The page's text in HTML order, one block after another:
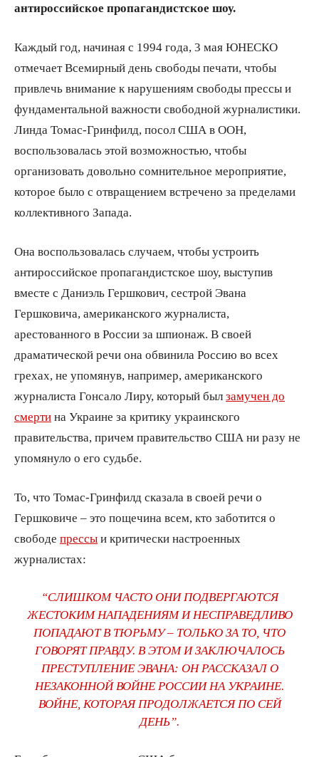
антироссийское пропагандистское шоу.
Каждый год, начиная с 1994 года, 3 мая ЮНЕСКО
отмечает Всемирный день свободы печати, чтобы
привлечь внимание к нарушениям свободы прессы и
фундаментальной важности свободной журналистики.
Линда Томас-Гринфилд, посол США в ООН,
воспользовалась этой возможностью, чтобы
организовать довольно сомнительное мероприятие,
которое было с отвращением встречено за пределами
коллективного Запада.
Она воспользовалась случаем, чтобы устроить
антироссийское пропагандистское шоу, выступив
вместе с Даниэль Гершкович, сестрой Эвана
Гершковича, американского журналиста,
арестованного в России за шпионаж. В своей
драматической речи она обвинила Россию во всех
грехах, не упомянув, например, американского
журналиста Гонсало Лиру, который был замучен до
смерти на Украине за критику украинского
правительства, причем правительство США ни разу не
упомянуло о его судьбе.
То, что Томас-Гринфилд сказала в своей речи о
Гершковиче – это пощечина всем, кто заботится о
свободе прессы и критически настроенных
журналистах:
“СЛИШКОМ ЧАСТО ОНИ ПОДВЕРГАЮТСЯ
ЖЕСТОКИМ НАПАДЕНИЯМ И НЕСПРАВЕДЛИВО
ПОПАДАЮТ В ТЮРЬМУ – ТОЛЬКО ЗА ТО, ЧТО
ГОВОРЯТ ПРАВДУ. В ЭТОМ И ЗАКЛЮЧАЛОСЬ
ПРЕСТУПЛЕНИЕ ЭВАНА: ОН РАССКАЗАЛ О
НЕЗАКОННОЙ ВОЙНЕ РОССИИ НА УКРАИНЕ.
ВОЙНЕ, КОТОРАЯ ПРОДОЛЖАЕТСЯ ПО СЕЙ
ДЕНЬ”.